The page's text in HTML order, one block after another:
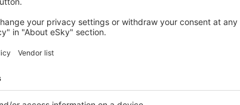
2 erbjudandentill